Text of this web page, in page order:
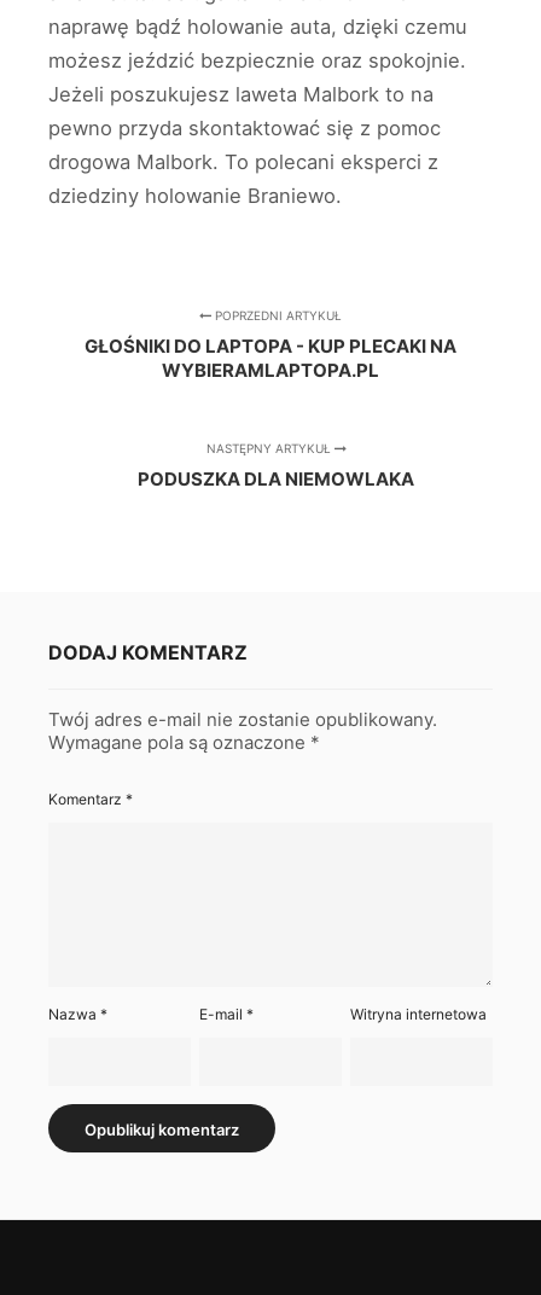
naprawę bądź holowanie auta, dzięki czemu
możesz jeździć bezpiecznie oraz spokojnie.
Jeżeli poszukujesz laweta Malbork to na
pewno przyda skontaktować się z pomoc
drogowa Malbork. To polecani eksperci z
dziedziny holowanie Braniewo.
POPRZEDNI ARTYKUŁ
GŁOŚNIKI DO LAPTOPA - KUP PLECAKI NA
WYBIERAMLAPTOPA.PL
NASTĘPNY ARTYKUŁ
PODUSZKA DLA NIEMOWLAKA
DODAJ KOMENTARZ
Twój adres e-mail nie zostanie opublikowany.
Wymagane pola są oznaczone *
Komentarz *
Nazwa * E-mail* Witryna internetowa